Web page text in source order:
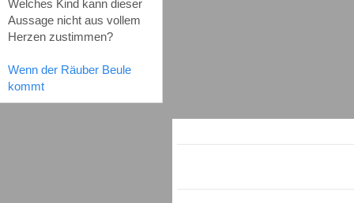
Welches Kind kann dieser
Aussage nicht aus vollem
Herzen zustimmen?
Wenn der Räuber Beule
kommt